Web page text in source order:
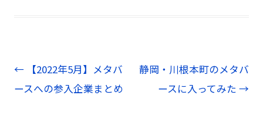
投
稿
← 【2022年5月】メタバ
ースへの参入企業まとめ
静岡・川根本町のメタバ
ースに入ってみた →